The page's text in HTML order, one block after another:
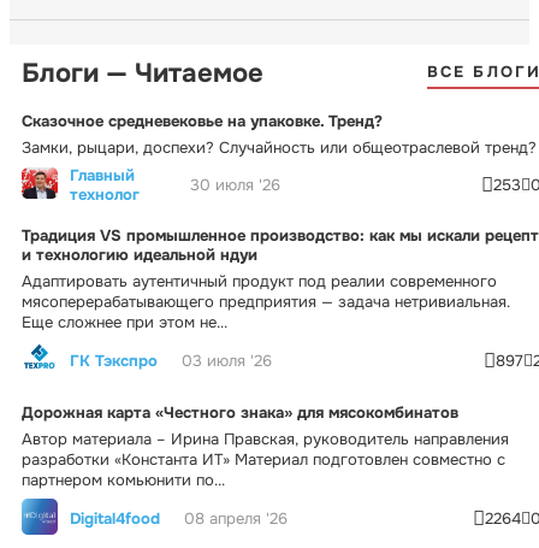
Блоги — Читаемое ВСЕ
Сказочное средневековье на упаковке. Тренд?
Замки, рыцари, доспехи? Случайность или общеотраслевой тренд?
Главный
технолог
30 июля '26 253
Традиция VS промышленное производство: как мы искали рецепт
и технологию идеальной ндуи
Адаптировать аутентичный продукт под реалии современного
мясоперерабатывающего предприятия — задача нетривиальная.
Еще сложнее при этом не...
ГК Тэкспро
03 июля '26 897
Дорожная карта «Честного знака» для мясокомбинатов
Автор материала – Ирина Правская, руководитель направления
разработки «Константа ИТ» Материал подготовлен совместно с
партнером комьюнити по...
Digital4food
08 апреля '26 2264